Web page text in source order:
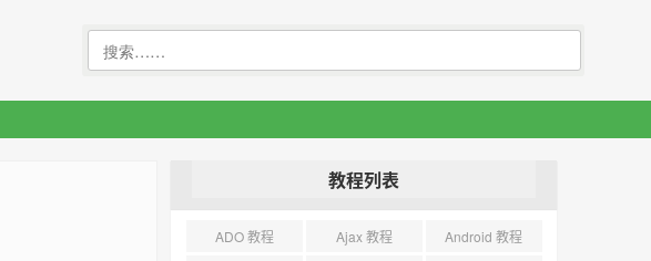
教程列表
ADO 教程 Ajax 教程
Android 教程